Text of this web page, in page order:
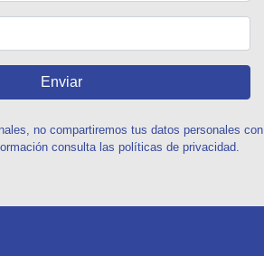
Enviar
no compartiremos tus datos personales con
consulta las políticas de privacidad.